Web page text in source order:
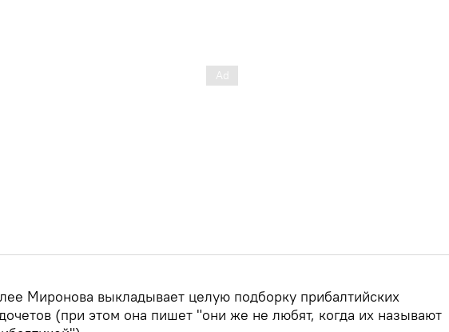
Миронова выкладывает целую подборку прибалтийских
(при этом она пишет "они же не любят, когда их называют